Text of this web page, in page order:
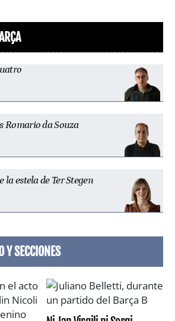
Romario da Souza
la estela de Ter Stegen
Y SECCIONES